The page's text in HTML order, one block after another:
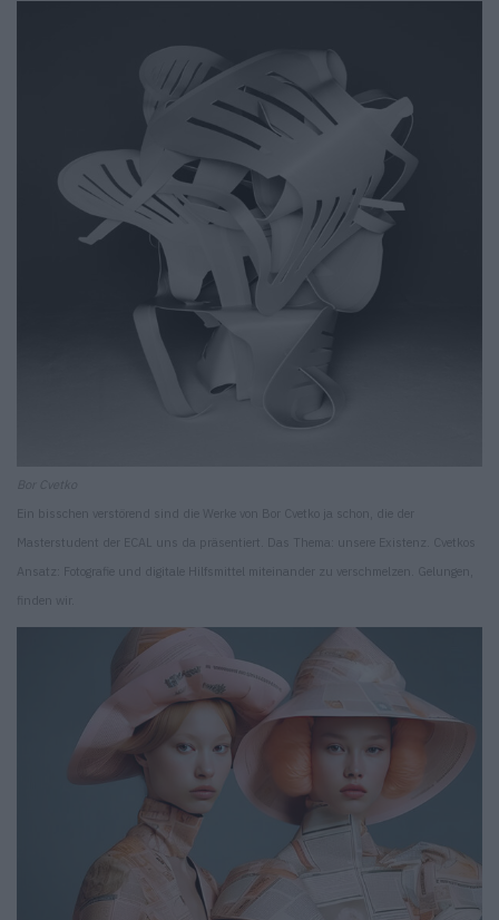
Ein bisschen verstörend sind die Werke von Bor Cvetko ja schon, die der
Masterstudent der ECAL uns da präsentiert. Das Thema: unsere Existenz. Cvetkos
Ansatz: Fotografie und digitale Hilfsmittel miteinander zu verschmelzen. Gelungen,